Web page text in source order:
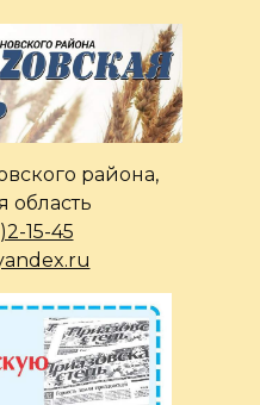
района,
область
15-45